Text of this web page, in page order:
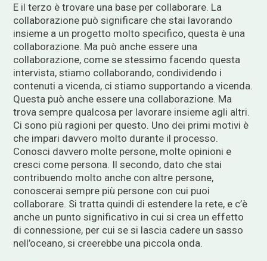
E il terzo è trovare una base per collaborare. La
collaborazione può significare che stai lavorando
insieme a un progetto molto specifico, questa è una
collaborazione. Ma può anche essere una
collaborazione, come se stessimo facendo questa
intervista, stiamo collaborando, condividendo i
contenuti a vicenda, ci stiamo supportando a vicenda.
Questa può anche essere una collaborazione. Ma
trova sempre qualcosa per lavorare insieme agli altri.
Ci sono più ragioni per questo. Uno dei primi motivi è
che impari davvero molto durante il processo.
Conosci davvero molte persone, molte opinioni e
cresci come persona. Il secondo, dato che stai
contribuendo molto anche con altre persone,
conoscerai sempre più persone con cui puoi
collaborare. Si tratta quindi di estendere la rete, e c’è
anche un punto significativo in cui si crea un effetto
di connessione, per cui se si lascia cadere un sasso
nell’oceano, si creerebbe una piccola onda.